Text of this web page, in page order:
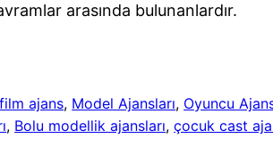
arasında bulunanlardır.
ajans, Model Ajansları, Oyuncu
, Bolu modellik ajansları, çocuk cast